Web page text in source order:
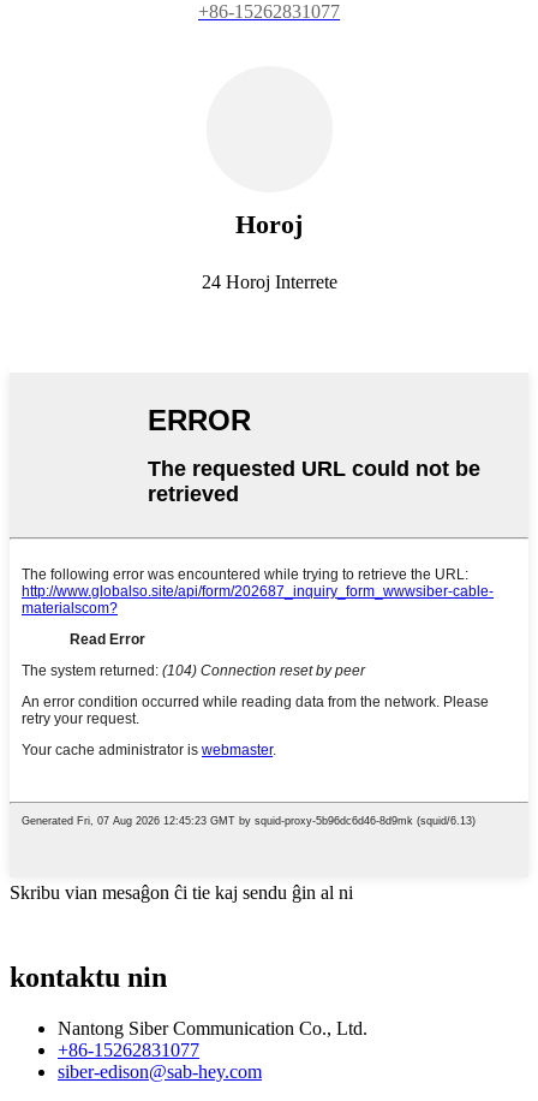
+86-15262831077
Horoj
24 Horoj Interrete
Skribu vian mesaĝon ĉi tie kaj sendu ĝin al ni
kontaktu nin
Nantong Siber Communication Co., Ltd.
+86-15262831077
siber-edison@sab-hey.com